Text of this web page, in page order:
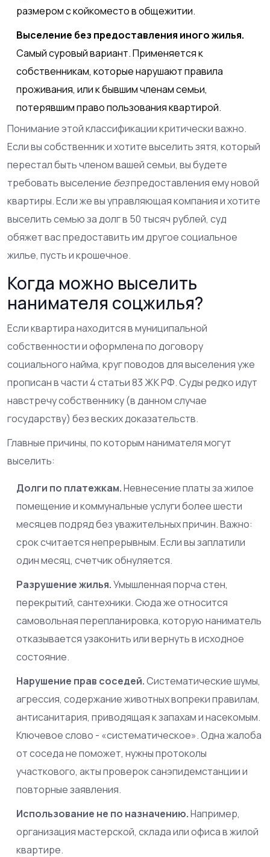
размером с койкоместо в общежитии.
Выселение без предоставления иного жилья.
Самый суровый вариант. Применяется к
собственникам, которые нарушают правила
проживания, или к бывшим членам семьи,
потерявшим право пользования квартирой.
Понимание этой классификации критически важно.
Если вы собственник и хотите выселить зятя, который
перестал быть членом вашей семьи, вы будете
требовать выселение безпредоставления ему новой
квартиры. Если же вы управляющая компания и хотите
выселить семью за долг в 50 тысяч рублей, суд
обяжет вас предоставить им другое социальное
жилье, пусть и крошечное.
Когда можно выселить
нанимателя соцжилья?
Если квартира находится в муниципальной
собственности и оформлена по договору
социального найма, круг поводов для выселения уже
прописан в части 4 статьи 83 ЖК РФ. Суды редко идут
навстречу собственнику (в данном случае
государству) без веских доказательств.
Главные причины, по которым нанимателя могут
выселить:
Долги по платежкам.Невнесение платы за жилое
помещение и коммунальные услуги более шести
месяцев подряд без уважительных причин. Важно:
срок считается непрерывным. Если вы заплатили
один месяц, счетчик обнуляется.
Разрушение жилья.Умышленная порча стен,
перекрытий, сантехники. Сюда же относится
самовольная перепланировка, которую наниматель
отказывается узаконить или вернуть в исходное
состояние.
Нарушение прав соседей.Систематические шумы,
агрессия, содержание животных вопреки правилам,
антисанитария, приводящая к запахам и насекомым.
Ключевое слово - «систематическое». Одна жалоба
от соседа не поможет, нужны протоколы
участкового, акты проверок санэпидемстанции и
повторные заявления.
Использование не по назначению.Например,
организация мастерской, склада или офиса в жилой
квартире.